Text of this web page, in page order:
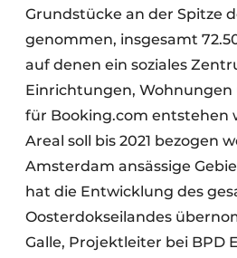
Grundstücke an der Spitze
genommen, insgesamt
auf denen ein soziales
Einrichtungen,
für Booking.com entstehen
Areal soll bis 2021 bezogen
Amsterdam ansässige
hat die Entwicklung des
Oosterdokseilandes
Galle, Projektleiter bei BPD